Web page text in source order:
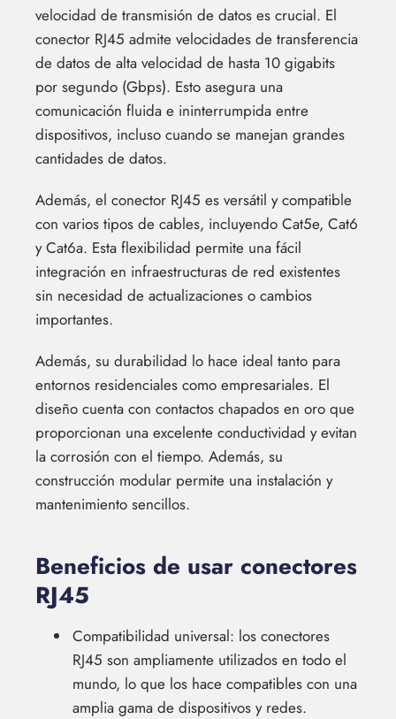
velocidad de transmisión de datos es crucial. El
conector RJ45 admite velocidades de transferencia
de datos de alta velocidad de hasta 10 gigabits
por segundo (Gbps). Esto asegura una
comunicación fluida e ininterrumpida entre
dispositivos, incluso cuando se manejan grandes
cantidades de datos.
Además, el conector RJ45 es versátil y compatible
con varios tipos de cables, incluyendo Cat5e, Cat6
y Cat6a. Esta flexibilidad permite una fácil
integración en infraestructuras de red existentes
sin necesidad de actualizaciones o cambios
importantes.
Además, su durabilidad lo hace ideal tanto para
entornos residenciales como empresariales. El
diseño cuenta con contactos chapados en oro que
proporcionan una excelente conductividad y evitan
la corrosión con el tiempo. Además, su
construcción modular permite una instalación y
mantenimiento sencillos.
Beneficios de usar conectores
RJ45
Compatibilidad universal: los conectores
RJ45 son ampliamente utilizados en todo el
mundo, lo que los hace compatibles con una
amplia gama de dispositivos y redes.